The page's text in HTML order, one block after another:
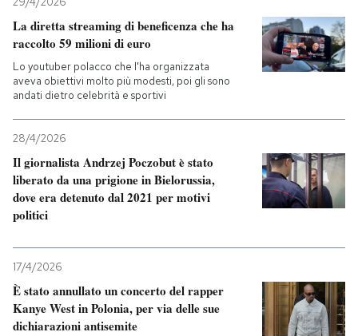
La diretta streaming di beneficenza che ha
raccolto 59 milioni di euro
Lo youtuber polacco che l'ha organizzata
aveva obiettivi molto più modesti, poi gli sono
andati dietro celebrità e sportivi
28/4/2026
Il giornalista Andrzej Poczobut è stato
liberato da una prigione in Bielorussia,
dove era detenuto dal 2021 per motivi
politici
17/4/2026
È stato annullato un concerto del rapper
Kanye West in Polonia, per via delle sue
dichiarazioni antisemite